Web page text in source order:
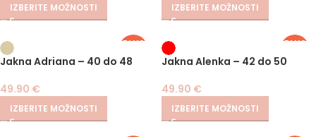
IZBERITE MOŽNOSTI IZBERITE MOŽNOSTI
PLUS
Jakna Adriana – 40 do 48
49.90 €
IZBERITE MOŽNOSTI
PLUS
Jakna Alenka – 42 do 50
49.90 €
IZBERITE MOŽNOSTI